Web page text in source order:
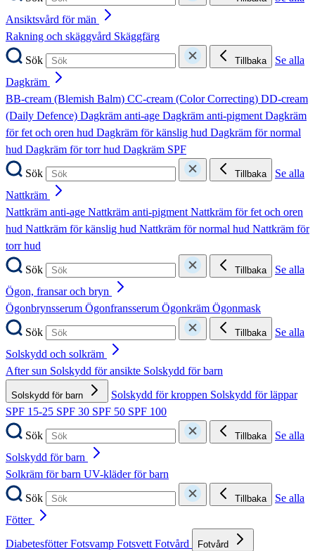
Ansiktsvård för män
Rakning och skäggvård Skäggfärg
Sök
Tillbaka
Se alla
Dagkräm
BB-cream (Blemish Balm) CC-cream (Color Correcting) DD-cream
(Daily Defence) Dagkräm anti-age Dagkräm anti-pigmentDagkräm
för fet och oren hud Dagkräm för känslig hud Dagkräm för normal
hud Dagkräm för torr hud Dagkräm SPF
Sök
Tillbaka
Se alla
Nattkräm
Nattkräm anti-age Nattkräm anti-pigmentNattkräm för fet och oren
hud Nattkräm för känslig hud Nattkräm för normal hud Nattkräm för
torr hud
Sök
Tillbaka
Se alla
Ögon, fransar och bryn
Ögonbrynsserum Ögonfransserum Ögonkräm Ögonmask
Sök
Tillbaka
Se alla
Solskydd och solkräm
After sun Solskydd för ansikte Solskydd för barn
Solskydd för barn Solskydd för kroppen Solskydd för läppar
SPF 15-25 SPF 30 SPF 50 SPF 100
Sök
Tillbaka
Se alla
Solskydd för barn
Solkräm för barn UV-kläder för barn
Sök
Tillbaka
Se alla
Fötter
DiabetesfötterFotsvamp FotsvettFotvård Fotvård